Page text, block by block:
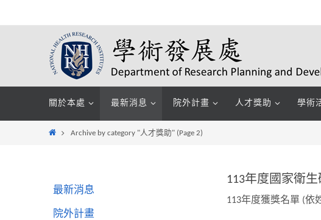
to
關於本處 最新消息 院外計畫 人才獎助 學術
HomeArchive by category "人才獎助"(Page 2)
113年度國家衛
113年度獲獎名單 (依
最新消息
院外計畫